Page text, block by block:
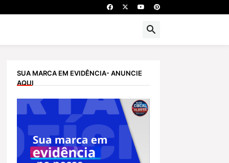
SUA MARCA EM EVIDÊNCIA- ANUNCIE
AQUI